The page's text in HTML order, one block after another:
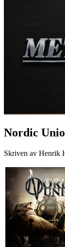
Nordic
Skriven av Henrik